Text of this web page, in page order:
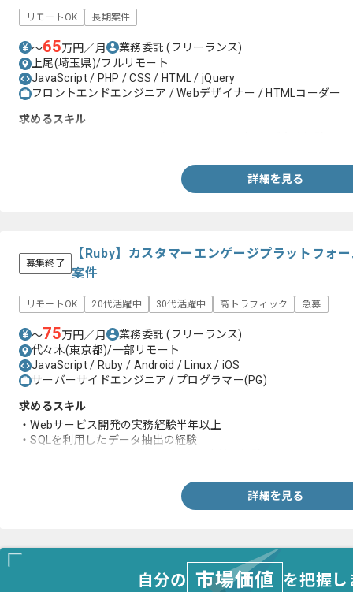
リモートOK 長期案件
〜65万円／月 業務委託(フリーランス)
上尾(埼玉県)/フルリモート
JavaScript / PHP / CSS / HTML / jQuery
フロントエンドエンジニア / Webデザイナー / HTMLコーダー
求めるスキル
詳細を見る
募集終了
【Ruby】カスタマーエンゲージプラットフォ
案件
リモートOK 20代活躍中 30代活躍中 高トラフィック 急募
〜75万円／月 業務委託(フリーランス)
代々木(東京都)/一部リモート
JavaScript / Ruby / Android / Linux / iOS
サーバーサイドエンジニア / プログラマー(PG)
求めるスキル
・Webサービス開発の実務経験半年以上
・SQLを利用したデータ抽出の経験
詳細を見る
自分の 市場価値 を把握